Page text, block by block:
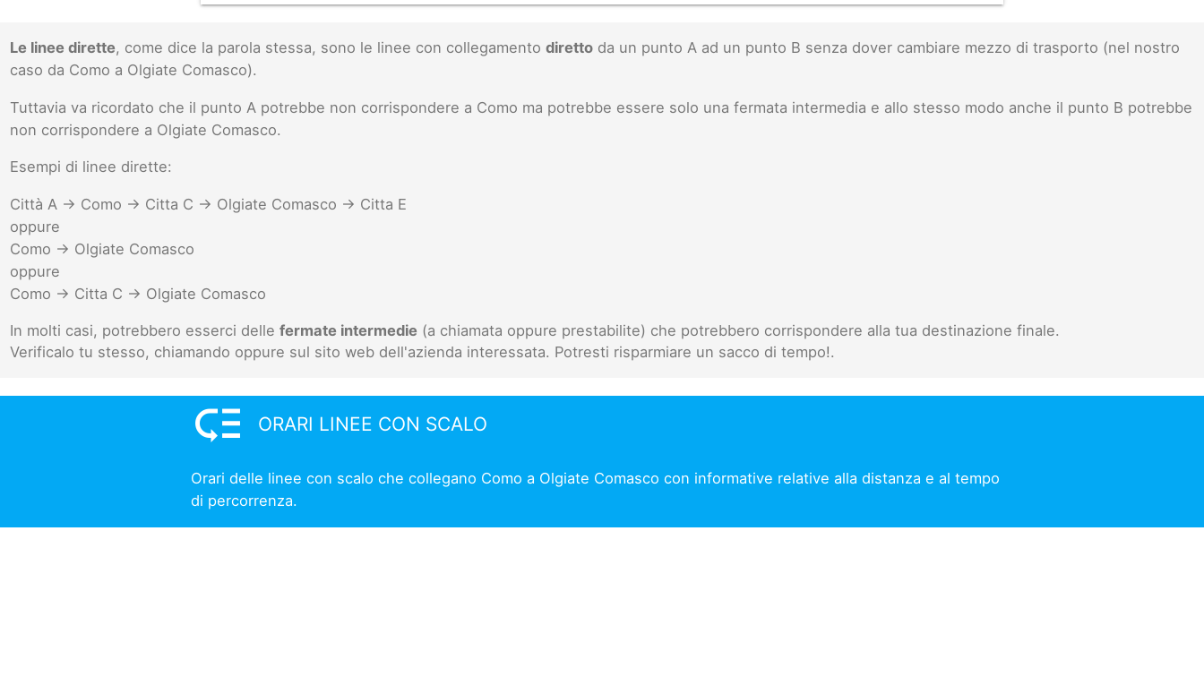
Le linee dirette, come dice la parola stessa, sono le linee con collegamentodiretto da un punto A ad un punto B senza dover cambiare mezzo di trasporto (nel nostro
caso da Como a Olgiate Comasco).
Tuttavia va ricordato che il punto A potrebbe non corrispondere a Como ma potrebbe essere solo una fermata intermedia e allo stesso modo anche il punto B potrebbe
non corrispondere a Olgiate Comasco.
Esempi di linee dirette:
Città A -> Como -> Citta C -> Olgiate Comasco -> Citta E
oppure
Como -> Olgiate Comasco
oppure
Como -> Citta C -> Olgiate Comasco
In molti casi, potrebbero esserci dellefermate intermedie (a chiamata oppure prestabilite) che potrebbero corrispondere alla tua destinazione finale.
Verificalo tu stesso, chiamando oppure sul sito web dell'azienda interessata. Potresti risparmiare un sacco di tempo!.
low_priority ORARI LINEE CON SCALO
Orari delle linee con scalo che collegano Como a Olgiate Comasco con informative relative alla distanza e al tempo
di percorrenza.